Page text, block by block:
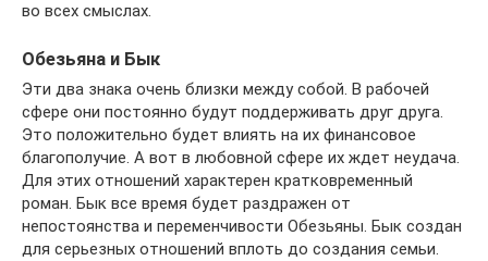
во всех смыслах.
Обезьяна и Бык
Эти два знака очень близки между собой. В рабочей
сфере они постоянно будут поддерживать друг друга.
Это положительно будет влиять на их финансовое
благополучие. А вот в любовной сфере их ждет неудача.
Для этих отношений характерен кратковременный
роман. Бык все время будет раздражен от
непостоянства и переменчивости Обезьяны. Бык создан
для серьезных отношений вплоть до создания семьи.